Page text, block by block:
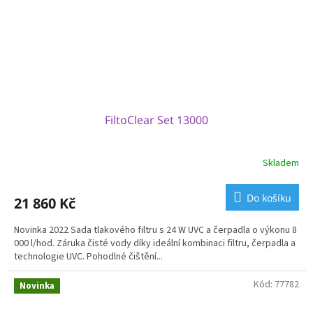
FiltoClear Set 13000
Skladem
21 860 Kč Do košíku
Novinka 2022 Sada tlakového filtru s 24 W UVC a čerpadla o výkonu 8
000 l/hod. Záruka čisté vody díky ideální kombinaci filtru, čerpadla a
technologie UVC. Pohodlné čištění...
Novinka Kód: 77782